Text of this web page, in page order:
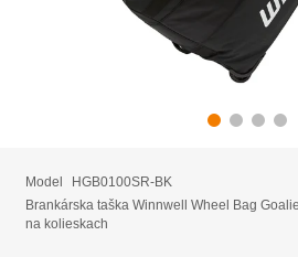
Model
HGB0100SR-BK
Brankárska taška Winnwell Wheel Bag
na kolieskach